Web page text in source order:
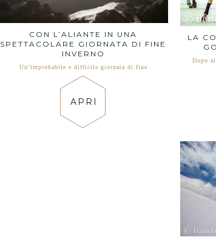
CON L’ALIANTE IN UNA
SPETTACOLARE GIORNATA DI FINE
INVERNO
Un’improbabile e difficile giornata di fine
APRI
LA
Dopo